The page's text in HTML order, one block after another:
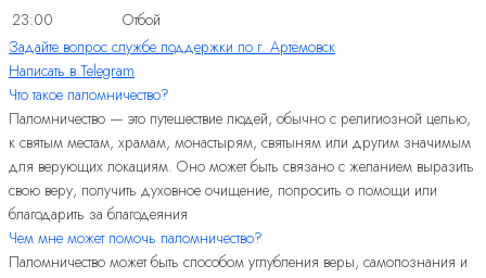
23:00
Отбой
Задайте вопрос службе поддержки по г. Артёмовск
Написать в Telegram
Что такое паломничество?
Паломничество — это путешествие людей, обычно с религиозной целью,
к святым местам, храмам, монастырям, святыням или другим значимым
для верующих локациям. Оно может быть связано с желанием выразить
свою веру, получить духовное очищение, попросить о помощи или
благодарить за благодеяния
Чем мне может помочь паломничество?
Паломничество может быть способом углубления веры, самопознания и